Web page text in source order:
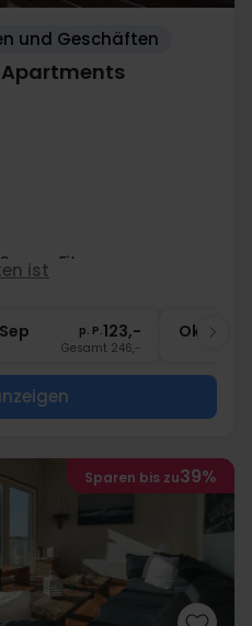
und Geschäften
Apartments
Fitness
ist
Sep p. P.123,-
Gesamt 246,-
Okt
Sparen bis zu39%